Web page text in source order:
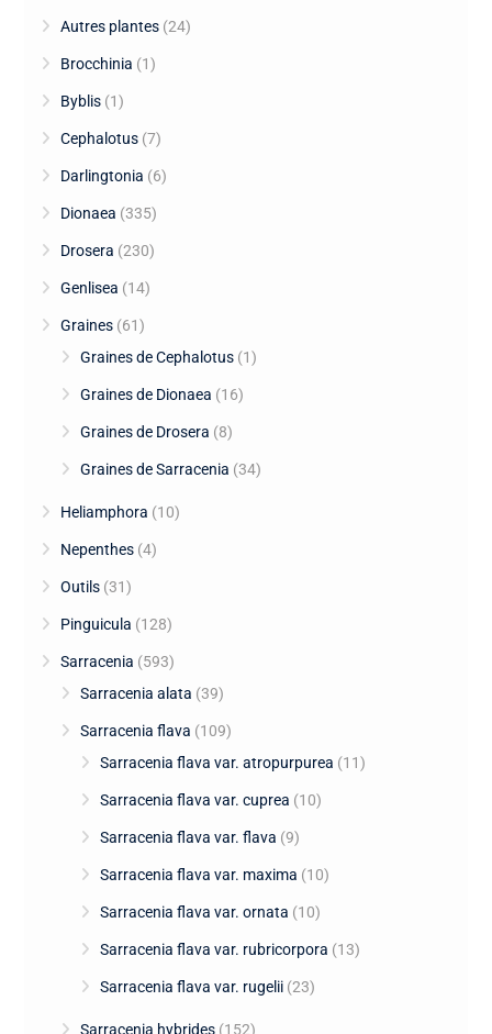
Autres plantes (24)
Brocchinia (1)
Byblis (1)
Cephalotus (7)
Darlingtonia (6)
Dionaea (335)
Drosera (230)
Genlisea (14)
Graines (61)
Graines de Cephalotus (1)
Graines de Dionaea (16)
Graines de Drosera (8)
Graines de Sarracenia (34)
Heliamphora (10)
Nepenthes (4)
Outils (31)
Pinguicula (128)
Sarracenia (593)
Sarracenia alata (39)
Sarracenia flava (109)
Sarracenia flava var. atropurpurea (11)
Sarracenia flava var. cuprea (10)
Sarracenia flava var. flava (9)
Sarracenia flava var. maxima (10)
Sarracenia flava var. ornata (10)
Sarracenia flava var. rubricorpora (13)
Sarracenia flava var. rugelii (23)
Sarracenia hybrides (152)